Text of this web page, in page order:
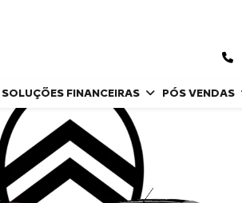
SOLUÇÕES FINANCEIRAS PÓS VENDAS